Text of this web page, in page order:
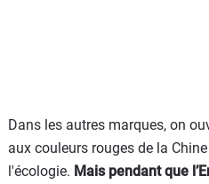
Dans les autres marques, on
aux couleurs rouges de la
l'écologie. Mais pendant que